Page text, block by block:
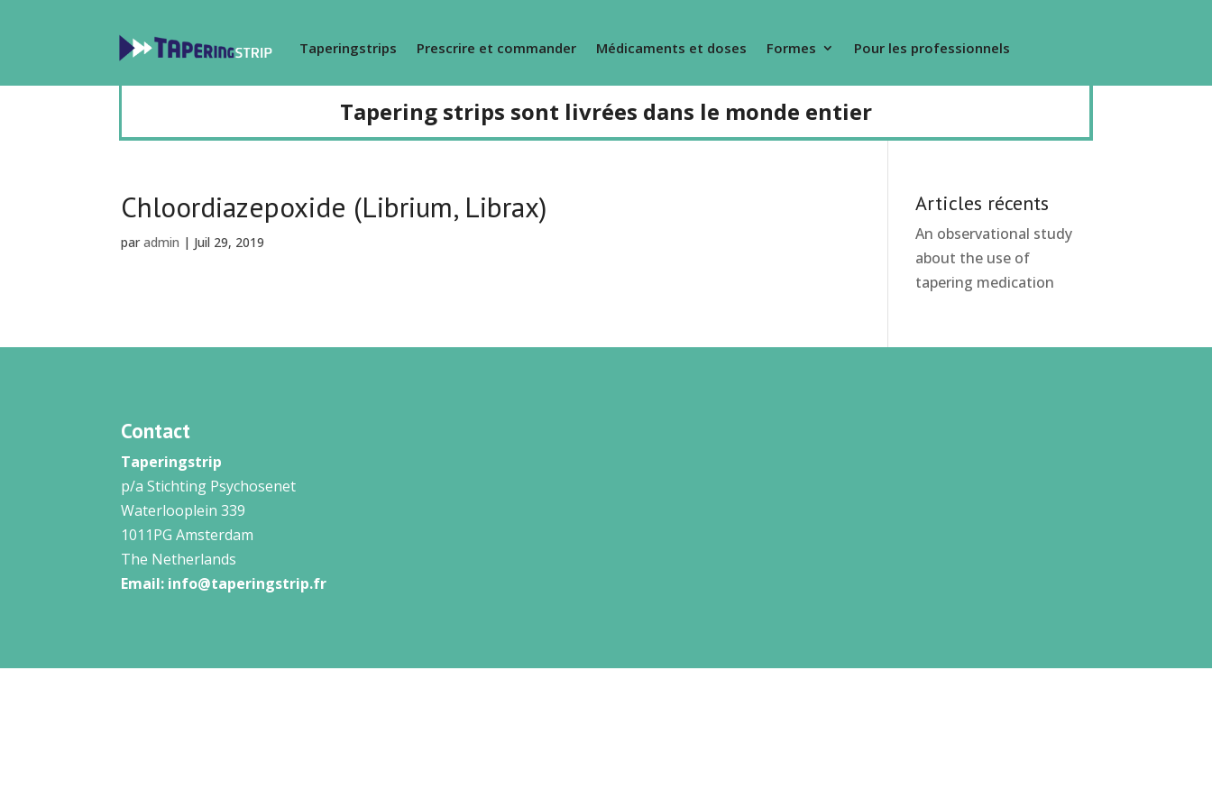
Taperingstrips Prescrire et commander Médicaments et doses Formes Pour les professionnels
Tapering strips sont livrées dans le monde entier
Chloordiazepoxide (Librium, Librax)
paradmin | Juil 29, 2019
Articles récents
An observational study
about the use of
tapering medication
Contact
Taperingstrip
p/a Stichting Psychosenet
Waterlooplein 339
1011PG Amsterdam
The Netherlands
Email: info@taperingstrip.fr